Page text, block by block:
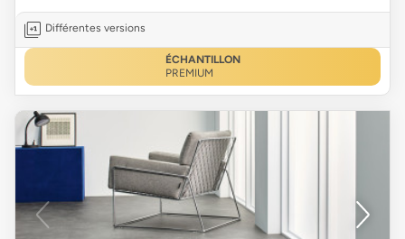
Différentes versions
ÉCHANTILLON
PREMIUM